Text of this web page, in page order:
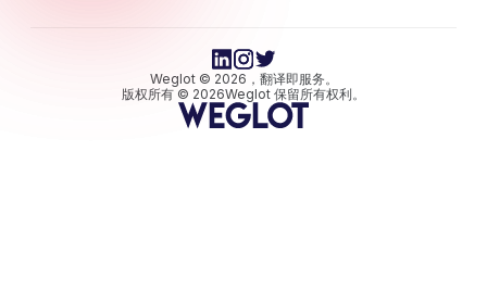
Weglot © 2026，翻译即服务。
版权所有 © 2026Weglot 保留所有权利。